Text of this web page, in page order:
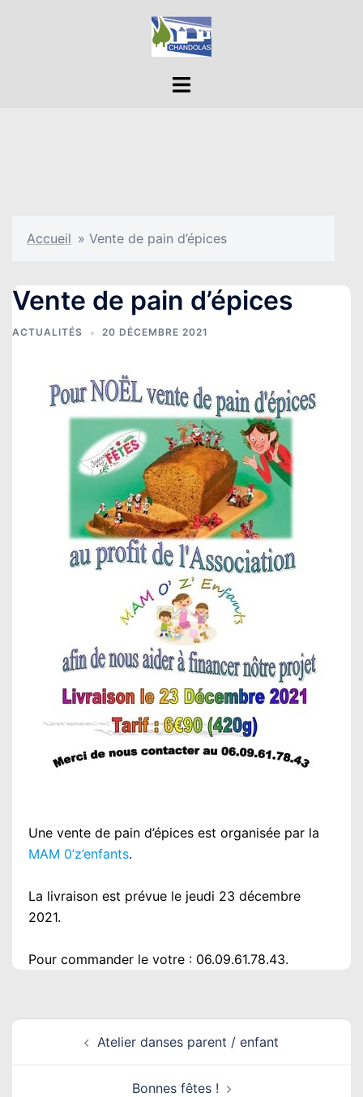
Ouvrir/fermer
Accueil » Vente de pain d’épices
Vente de pain d’épices
ACTUALITÉS 20 DÉCEMBRE 2021
Une vente de pain d’épices est organisée par la
MAM 0’z’enfants.
La livraison est prévue le jeudi 23 décembre
2021.
Pour commander le votre : 06.09.61.78.43.
Navigation
d’article
Atelier danses parent / enfant
Bonnes fêtes !